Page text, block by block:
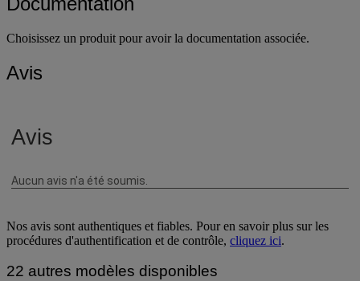
Choisissez un produit pour avoir la documentation associée.
Avis
Nos avis sont authentiques et fiables. Pour en savoir plus sur les
procédures d'authentification et de contrôle, cliquez ici.
22 autres modèles disponibles